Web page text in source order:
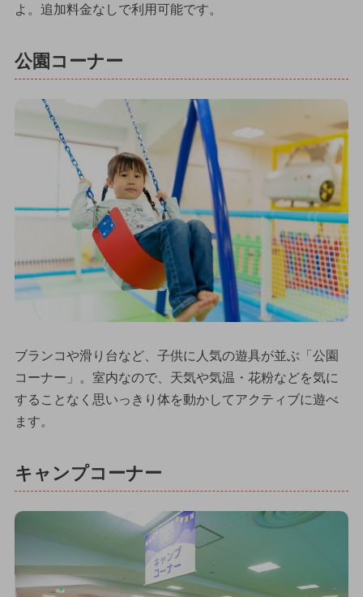
よ。追加料金なしで利用可能です。
公園コーナー
ブランコや滑り台など、子供に人気の遊具が並ぶ「公園
コーナー」。室内なので、天気や気温・花粉などを気に
することなく思いっきり体を動かしてアクティブに遊べ
ます。
キャンプコーナー